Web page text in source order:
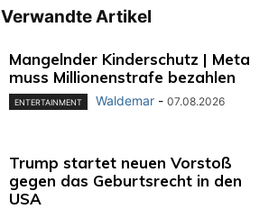
Verwandte Artikel
Mangelnder Kinderschutz | Meta
muss Millionenstrafe bezahlen
ENTERTAINMENT Waldemar - 07.08.2026
Trump startet neuen Vorstoß
gegen das Geburtsrecht in den
USA